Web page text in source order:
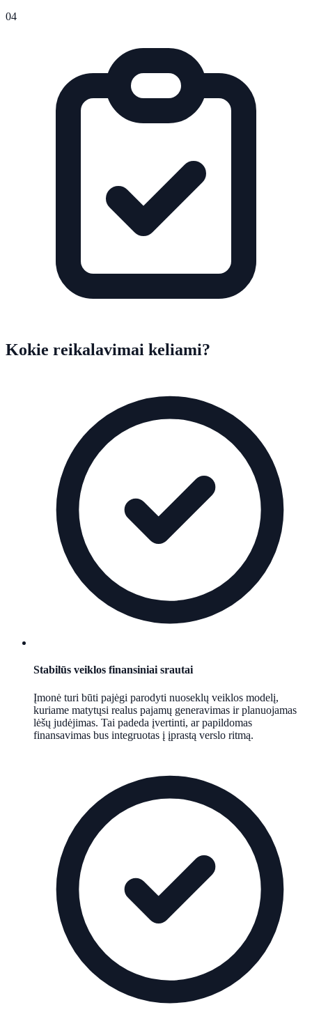
04
Kokie reikalavimai keliami?
Stabilūs veiklos finansiniai srautai
Įmonė turi būti pajėgi parodyti nuoseklų veiklos modelį,
kuriame matytųsi realus pajamų generavimas ir planuojamas
lėšų judėjimas. Tai padeda įvertinti, ar papildomas
finansavimas bus integruotas į įprastą verslo ritmą.